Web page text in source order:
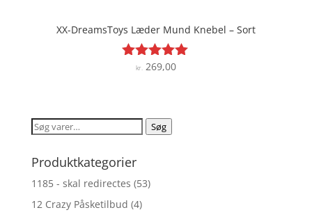
XX-DreamsToys Læder Mund Knebel – Sort
Vurderet
kr.269,00
Søg
Søg
Produktkategorier
1185 - skal redirectes (53)
12 Crazy Påsketilbud (4)